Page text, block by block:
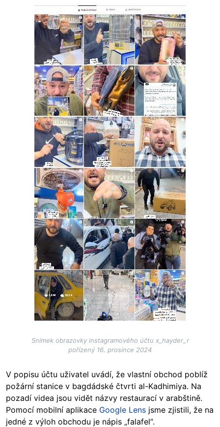
Snímek obrazovky instagramového účtu x_hayder_r
pořízený 16. prosince 2024
V popisu účtu uživatel uvádí, že vlastní obchod poblíž
požární stanice v bagdádské čtvrti al-Kadhimiya. Na
pozadí videa jsou vidět názvy restaurací v arabštině.
Pomocí mobilní aplikace Google Lens jsme zjistili, že na
jedné z výloh obchodu je nápis „falafel“.